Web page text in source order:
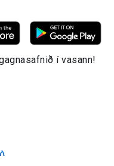
í vasann!